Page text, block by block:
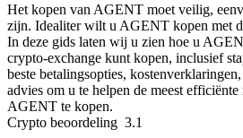
USDT-futures
Futures met USDT als onderpand
Het kopen van AGENT moet veilig,
zijn. Idealiter wilt u AGENT kopen met
In deze gids laten wij u zien hoe u
crypto-exchange kunt kopen, inclusief
beste betalingsopties,
advies om u te helpen de meest
AGENT te kopen.
Crypto beoordeling 3.1